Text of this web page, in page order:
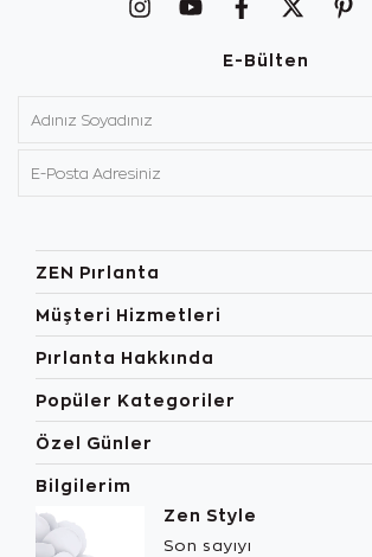
E-Bülten
ZEN Pırlanta
Müşteri Hizmetleri
Pırlanta Hakkında
Popüler Kategoriler
Özel Günler
Bilgilerim
Zen Style
Son sayıyı